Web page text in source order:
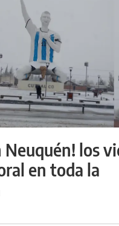
Neuquén! los
en toda la